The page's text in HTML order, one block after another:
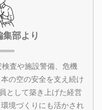
部より
査や施設警備、危機
の空の安全を支え続け
として築き上げた経営
境づくりにも活かされ